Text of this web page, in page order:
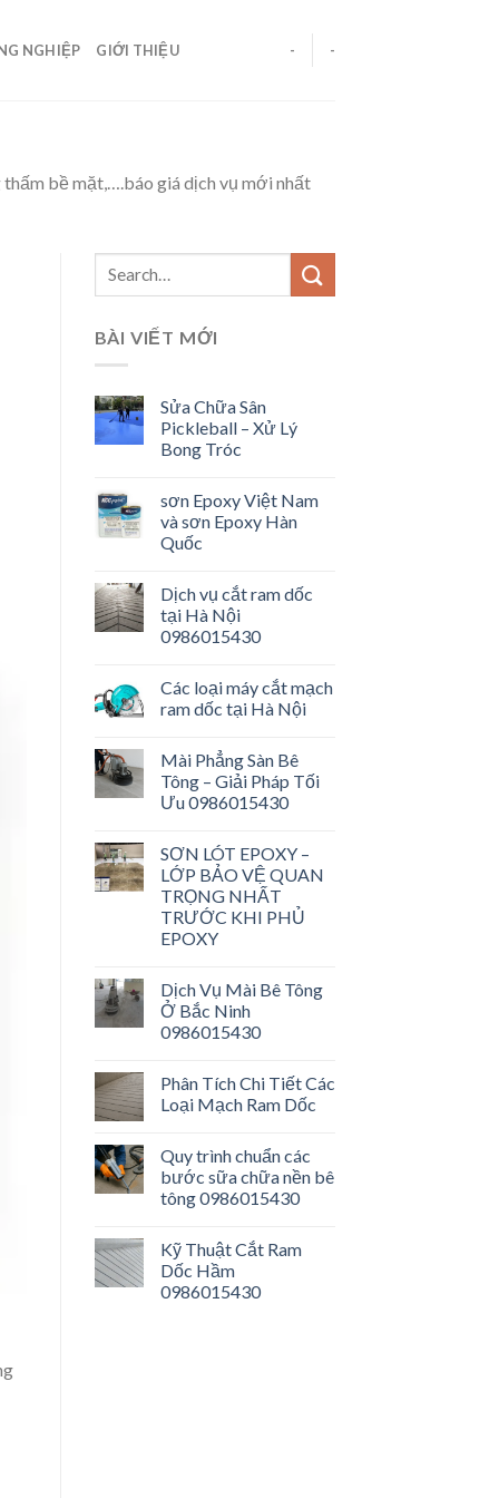
NGHIỆP GIỚI THIỆU - -
thấm bề mặt,….báo giá dịch vụ mới nhất
BÀI VIẾT MỚI
Sửa Chữa Sân
Pickleball – Xử Lý
Bong Tróc
sơn Epoxy Việt Nam
và sơn Epoxy Hàn
Quốc
Dịch vụ cắt ram dốc
tại Hà Nội
0986015430
Các loại máy cắt mạch
ram dốc tại Hà Nội
Mài Phẳng Sàn Bê
Tông – Giải Pháp Tối
Ưu 0986015430
SƠN LÓT EPOXY –
LỚP BẢO VỆ QUAN
TRỌNG NHẤT
TRƯỚC KHI PHỦ
EPOXY
Dịch Vụ Mài Bê Tông
Ở Bắc Ninh
0986015430
Phân Tích Chi Tiết Các
Loại Mạch Ram Dốc
Quy trình chuẩn các
bước sữa chữa nền bê
tông 0986015430
Kỹ Thuật Cắt Ram
Dốc Hầm
0986015430